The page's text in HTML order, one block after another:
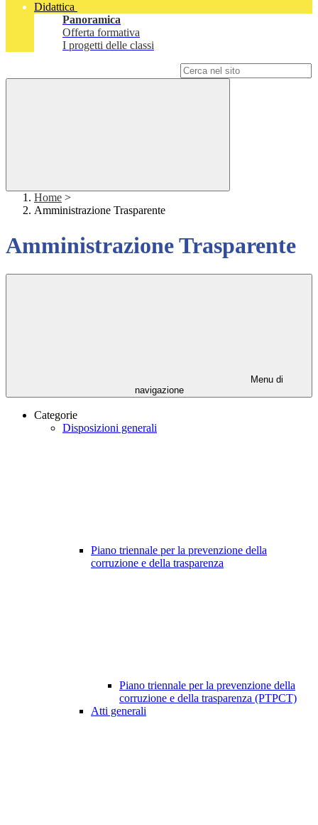
Didattica
Panoramica
Offerta formativa
I progetti delle classi
Home >
Amministrazione Trasparente
Amministrazione Trasparente
Menu di
navigazione
Categorie
Disposizioni generali
Piano triennale per la prevenzione della
corruzione e della trasparenza
Piano triennale per la prevenzione della
corruzione e della trasparenza (PTPCT)
Atti generali